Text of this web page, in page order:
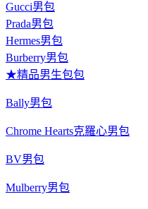
Gucci男包
Prada男包
Hermes男包
Burberry男包
★精品男生包包
Bally男包
Chrome Hearts克羅心男包
BV男包
Mulberry男包